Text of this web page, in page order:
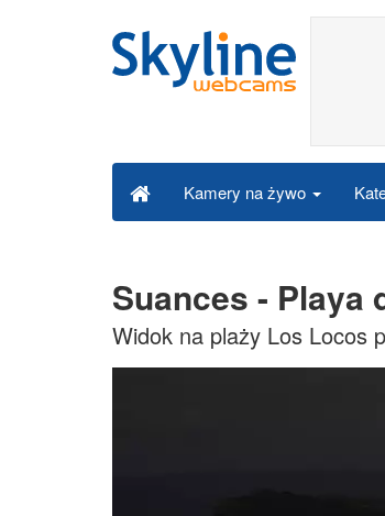
Kamery na żywo
Suances - Playa
Widok na plaży Los Locos